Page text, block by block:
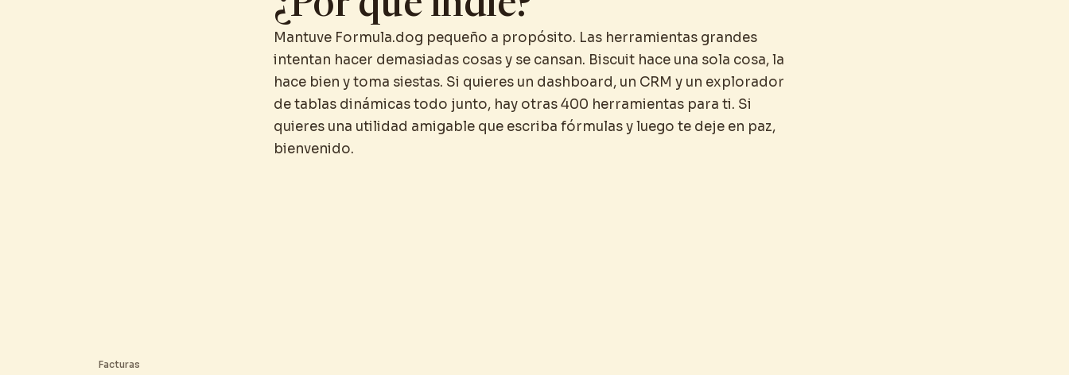
Mantuve Formula.dog pequeño a propósito. Las herramientas grandes
intentan hacer demasiadas cosas y se cansan. Biscuit hace una sola cosa, la
hace bien y toma siestas. Si quieres un dashboard, un CRM y un explorador
de tablas dinámicas todo junto, hay otras 400 herramientas para ti. Si
quieres una utilidad amigable que escriba fórmulas y luego te deje en paz,
bienvenido.
Facturas